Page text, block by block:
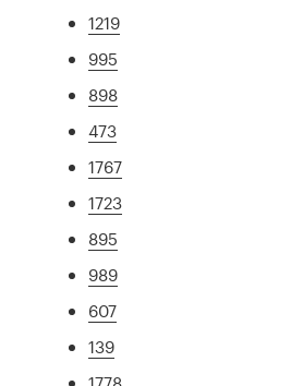
1219
995
898
473
1767
1723
895
989
607
139